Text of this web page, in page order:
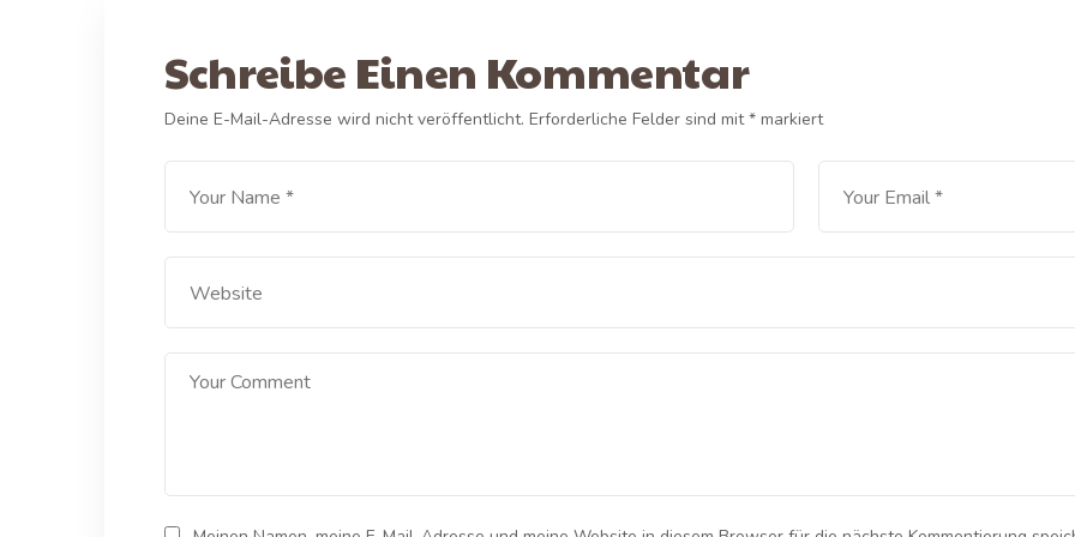
Schreibe Einen Kommentar
Deine E-Mail-Adresse wird nicht veröffentlicht. Erforderliche Felder sind mit* markiert